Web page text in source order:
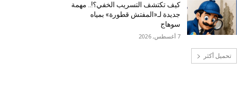
كيف تكتشف التسريب الخفي؟!.. مهمة
جديدة لـ«المفتش قطورة» بمياه
سوهاج
7 أغسطس, 2026
تحميل أكثر